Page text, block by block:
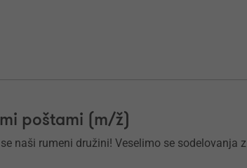
poštami (m/ž)
naši rumeni družini! Veselimo se sodelovanja z